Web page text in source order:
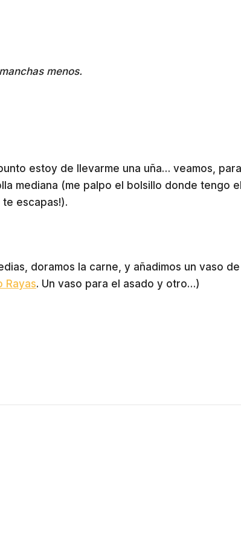
menos.
estoy de llevarme una uña… veamos, para
mediana (me palpo el bolsillo donde tengo
escapas!).
doramos la carne, y añadimos un vaso de
Rayas. Un vaso para el asado y otro…)